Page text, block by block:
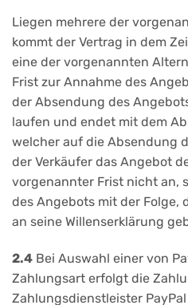
Liegen mehrere der
kommt der Vertrag in dem
eine der vorgenannten
Frist zur Annahme des
der Absendung des
laufen und endet mit dem
welcher auf die Absendung
der Verkäufer das Angebot
vorgenannter Frist nicht an,
des Angebots mit der Folge,
an seine Willenserklärung
2.4 Bei Auswahl einer von
Zahlungsart erfolgt die
Zahlungsdienstleister PayPal